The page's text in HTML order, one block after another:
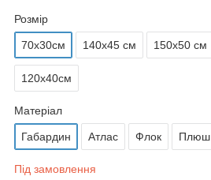
Розмір
70х30см 140х45 см 150х50 см
120х40см
Матеріал
Габардин Атлас Флок Плюш
Під замовлення